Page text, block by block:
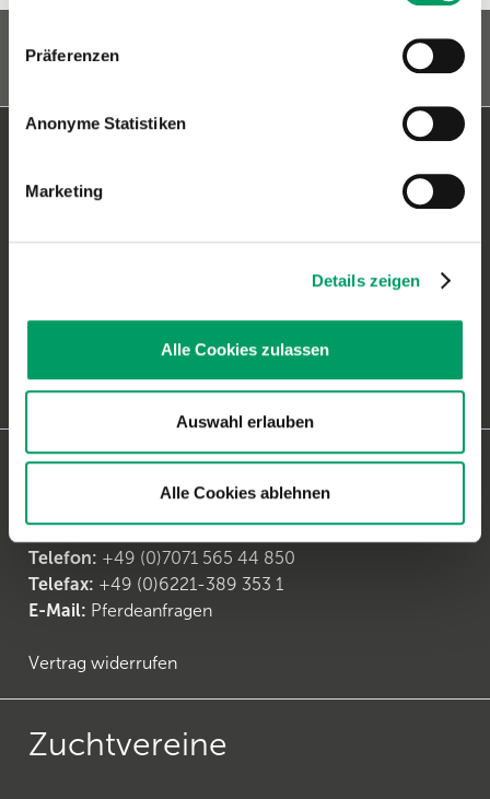
Präferenzen
Anonyme Statistiken
Marketing
Details zeigen
Alle Cookies zulassen
Auswahl erlauben
Alle Cookies ablehnen
Kontakt & Versandadresse
+49 (0)6221-38935-30
E-Mail: generatio Heidelberg
Kontakt Pferdeanfragen
Anfragen zurPferdediagnostik
Telefon: +49 (0)7071 565 44 850
Telefax: +49 (0)6221-389 353 1
E-Mail: Pferdeanfragen
Vertrag widerrufen
Zuchtvereine